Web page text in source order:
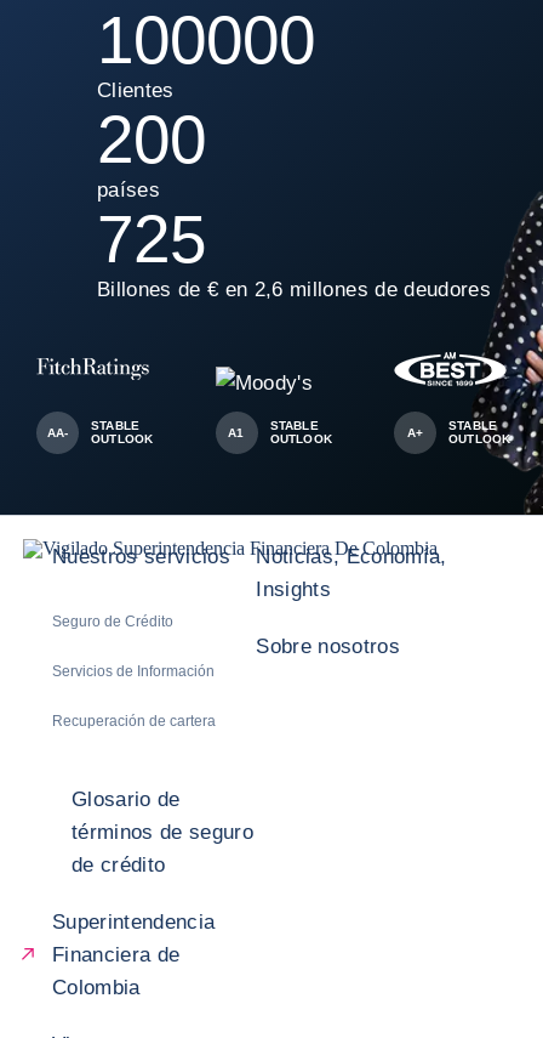
100000
Clientes
200
países
725
Billones de € en 2,6 millones de deudores
AA-
STABLE
OUTLOOK
A1
STABLE
OUTLOOK
A+
STABLE
OUTLOOK
Nuestros servicios
Seguro de Crédito
Servicios de Información
Recuperación de cartera
Noticias, Economía,
Insights
Sobre nosotros
Glosario de
términos de seguro
de crédito
Superintendencia
Financiera de
Colombia